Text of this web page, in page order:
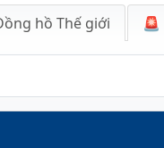
hồ Thế giới 🚨